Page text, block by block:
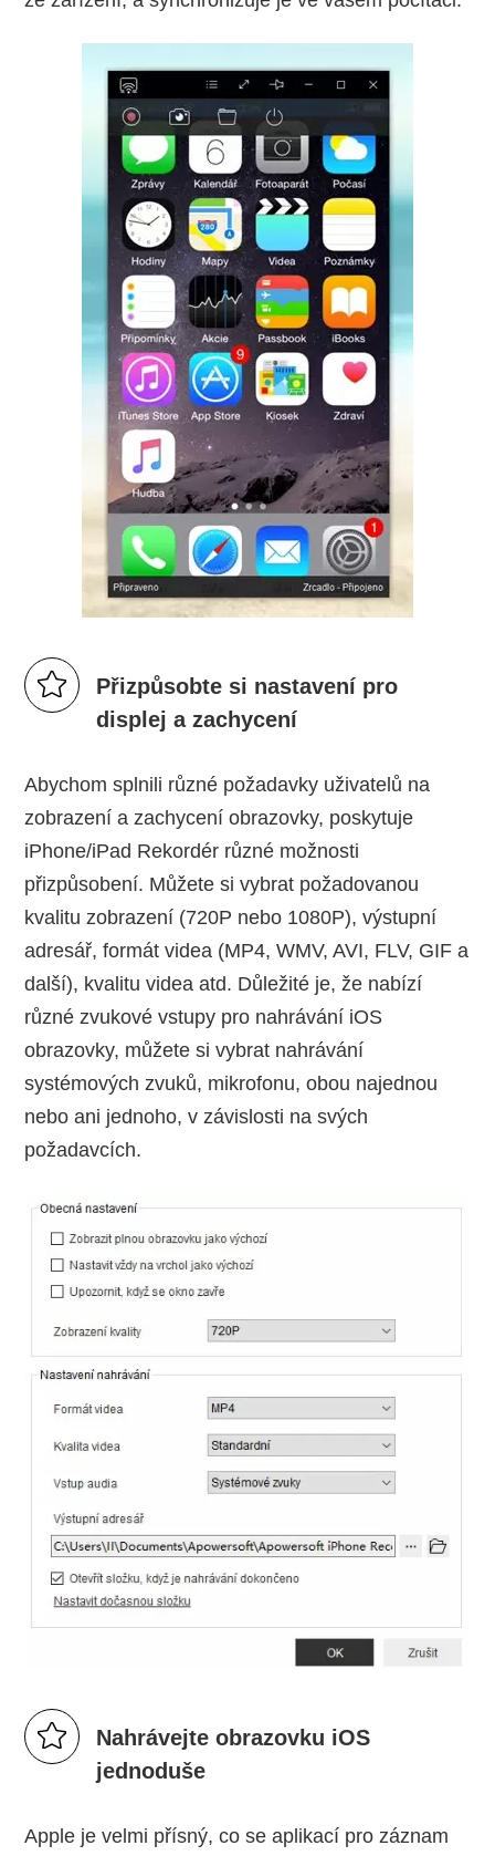
Přizpůsobte si nastavení pro
displej a zachycení
Abychom splnili různé požadavky uživatelů na
zobrazení a zachycení obrazovky, poskytuje
iPhone/iPad Rekordér různé možnosti
přizpůsobení. Můžete si vybrat požadovanou
kvalitu zobrazení (720P nebo 1080P), výstupní
adresář, formát videa (MP4, WMV, AVI, FLV, GIF a
další), kvalitu videa atd. Důležité je, že nabízí
různé zvukové vstupy pro nahrávání iOS
obrazovky, můžete si vybrat nahrávání
systémových zvuků, mikrofonu, obou najednou
nebo ani jednoho, v závislosti na svých
požadavcích.
Nahrávejte obrazovku iOS
jednoduše
Apple je velmi přísný, co se aplikací pro záznam